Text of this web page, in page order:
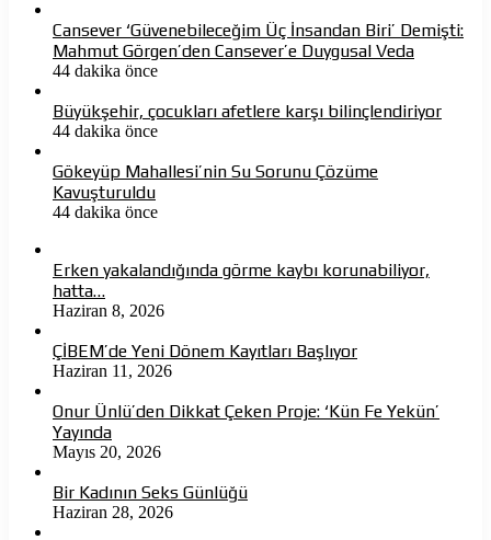
Cansever ‘Güvenebileceğim Üç İnsandan Biri’ Demişti:
Mahmut Görgen’den Cansever’e Duygusal Veda
44 dakika önce
Büyükşehir, çocukları afetlere karşı bilinçlendiriyor
44 dakika önce
Gökeyüp Mahallesi’nin Su Sorunu Çözüme
Kavuşturuldu
44 dakika önce
Erken yakalandığında görme kaybı korunabiliyor,
hatta…
Haziran 8, 2026
ÇİBEM’de Yeni Dönem Kayıtları Başlıyor
Haziran 11, 2026
Onur Ünlü’den Dikkat Çeken Proje: ‘Kün Fe Yekün’
Yayında
Mayıs 20, 2026
Bir Kadının Seks Günlüğü
Haziran 28, 2026